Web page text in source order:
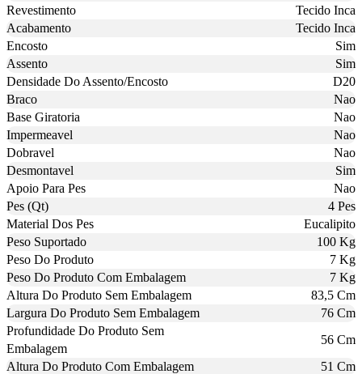
Revestimento
Tecido Inca
Acabamento
Tecido Inca
Encosto
Sim
Assento
Sim
Densidade Do Assento/Encosto
D20
Braco
Nao
Base Giratoria
Nao
Impermeavel
Nao
Dobravel
Nao
Desmontavel
Sim
Apoio Para Pes
Nao
Pes (Qt)
4 Pes
Material Dos Pes
Eucalipito
Peso Suportado
100 Kg
Peso Do Produto
7 Kg
Peso Do Produto Com Embalagem
7 Kg
Altura Do Produto Sem Embalagem
83,5 Cm
Largura Do Produto Sem Embalagem
76 Cm
Profundidade Do Produto Sem
Embalagem
56 Cm
Altura Do Produto Com Embalagem
51 Cm